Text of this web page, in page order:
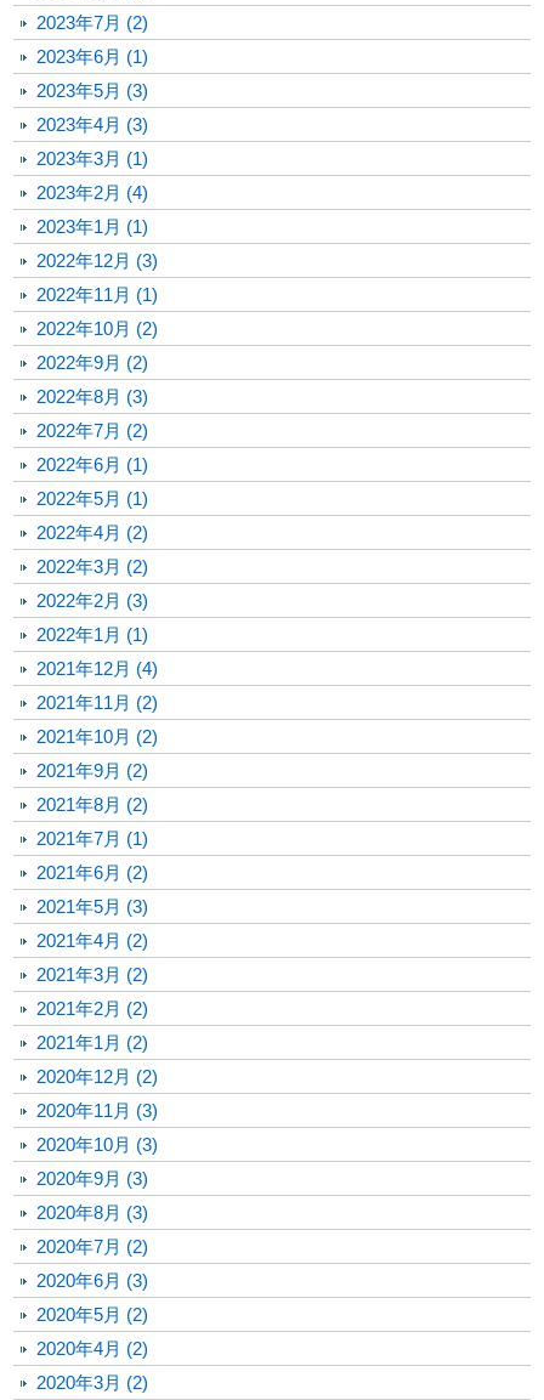
2023年7月 (2)
2023年6月 (1)
2023年5月 (3)
2023年4月 (3)
2023年3月 (1)
2023年2月 (4)
2023年1月 (1)
2022年12月 (3)
2022年11月 (1)
2022年10月 (2)
2022年9月 (2)
2022年8月 (3)
2022年7月 (2)
2022年6月 (1)
2022年5月 (1)
2022年4月 (2)
2022年3月 (2)
2022年2月 (3)
2022年1月 (1)
2021年12月 (4)
2021年11月 (2)
2021年10月 (2)
2021年9月 (2)
2021年8月 (2)
2021年7月 (1)
2021年6月 (2)
2021年5月 (3)
2021年4月 (2)
2021年3月 (2)
2021年2月 (2)
2021年1月 (2)
2020年12月 (2)
2020年11月 (3)
2020年10月 (3)
2020年9月 (3)
2020年8月 (3)
2020年7月 (2)
2020年6月 (3)
2020年5月 (2)
2020年4月 (2)
2020年3月 (2)